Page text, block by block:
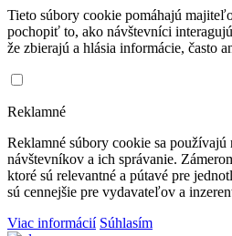
Tieto súbory cookie pomáhajú
pochopiť to, ako návštevníci
že zbierajú a hlásia informácie, často
Reklamné
Reklamné súbory cookie sa používajú
návštevníkov a ich správanie.
ktoré sú relevantné a pútavé pre
sú cennejšie pre vydavateľov a
Viac informácií Súhlasím